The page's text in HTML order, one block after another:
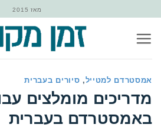
content
מאז 2015
אמסטרדם למטייל, סיורים בעברית
‏מדריכים מומלצים
באמסטרדם בעברית